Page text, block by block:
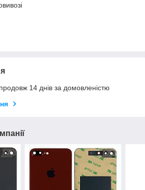
14 днів за домовленістю